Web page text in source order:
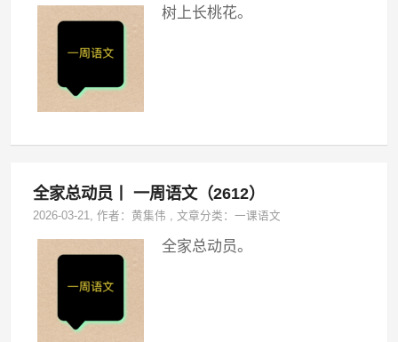
树上长桃花。
全家总动员丨 一周语文（2612）
2026-03-21, 作者：黄集伟 ,文章分类：一课语文
全家总动员。